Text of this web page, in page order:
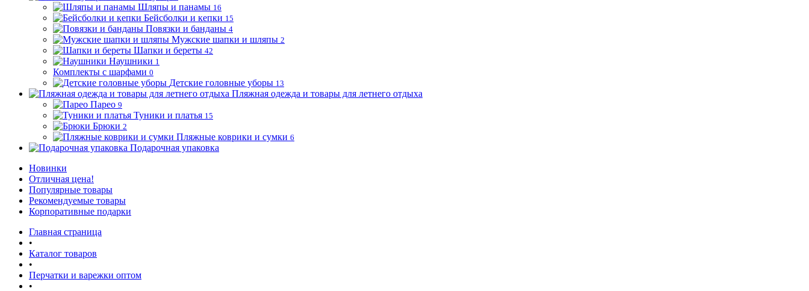
Шляпы и панамы 16
Бейсболки и кепки 15
Повязки и банданы 4
Мужские шапки и шляпы 2
Шапки и береты 42
Наушники 1
Комплекты с шарфами 0
Детские головные уборы 13
Пляжная одежда и товары для летнего отдыха
Парео 9
Туники и платья 15
Брюки 2
Пляжные коврики и сумки 6
Подарочная упаковка
Новинки
Отличная цена!
Популярные товары
Рекомендуемые товары
Корпоративные подарки
Главная страница
•
Каталог товаров
•
Перчатки и варежки оптом
•